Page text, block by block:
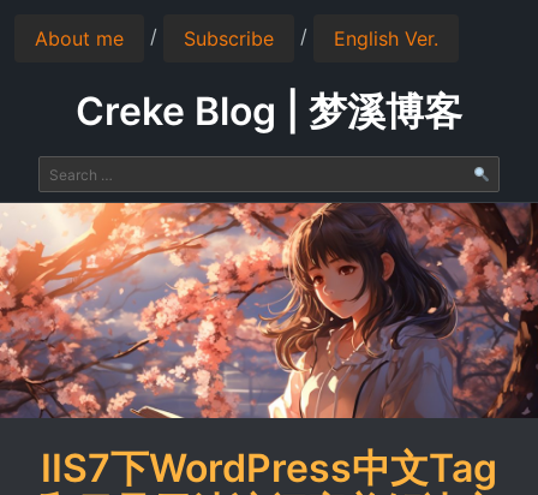
About me / Subscribe / English Ver.
Creke Blog | 梦溪博客
IIS7下WordPress中文Tag